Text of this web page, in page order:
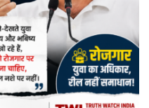
रिकमेंडेशन
सिस्टम
और
पेड
प्रमोशन